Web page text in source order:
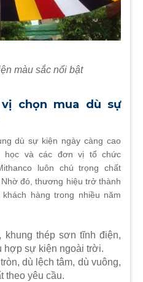
màu sắc nổi bật
chọn mua dù sự
dù sự kiện ngày càng cao
học và các đơn vị tổ chức
luôn chú trọng chất
đó, thương hiệu trở thành
hàng trong nhiều năm
, khung thép sơn tĩnh điện,
hợp sự kiện ngoài trời.
dù lệch tâm, dù vuông,
theo yêu cầu.